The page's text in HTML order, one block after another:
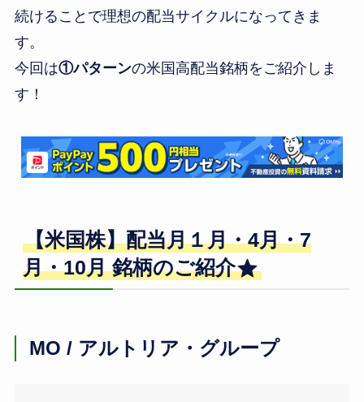
続けることで理想の配当サイクルになってきま
す。
今回は①パターンの米国高配当銘柄をご紹介しま
す！
【米国株】配当月１月・4月・7
月・10月 銘柄のご紹介
MO / アルトリア・グループ